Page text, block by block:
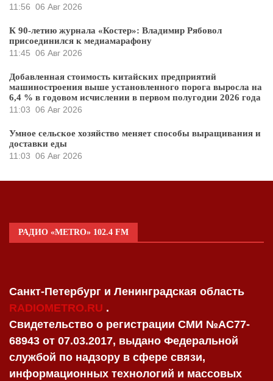
11:56 06 Авг 2026
К 90-летию журнала «Костер»: Владимир Рябовол
присоединился к медиамарафону
11:45 06 Авг 2026
Добавленная стоимость китайских предприятий
машиностроения выше установленного порога выросла на
6,4 % в годовом исчислении в первом полугодии 2026 года
11:03 06 Авг 2026
Умное сельское хозяйство меняет способы выращивания и
доставки еды
11:03 06 Авг 2026
РАДИО «METRO» 102.4 FM
Санкт-Петербург и Ленинградская область
RADIOMETRO.RU .
Свидетельство о регистрации СМИ №AC77-
68943 от 07.03.2017, выдано Федеральной
службой по надзору в сфере связи,
информационных технологий и массовых